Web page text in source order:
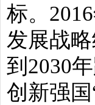
标。
发展战
到2030
创新强